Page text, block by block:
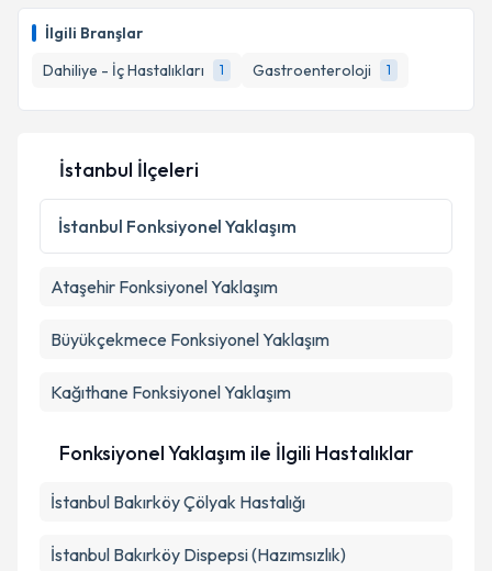
İlgili Branşlar
Dahiliye - İç Hastalıkları
1 Gastroenteroloji 1
İstanbul İlçeleri
İstanbul Fonksiyonel Yaklaşım
Ataşehir Fonksiyonel Yaklaşım
Büyükçekmece Fonksiyonel Yaklaşım
Kağıthane Fonksiyonel Yaklaşım
Fonksiyonel Yaklaşım ile İlgili Hastalıklar
İstanbul Bakırköy Çölyak Hastalığı
İstanbul Bakırköy Dispepsi (Hazımsızlık)